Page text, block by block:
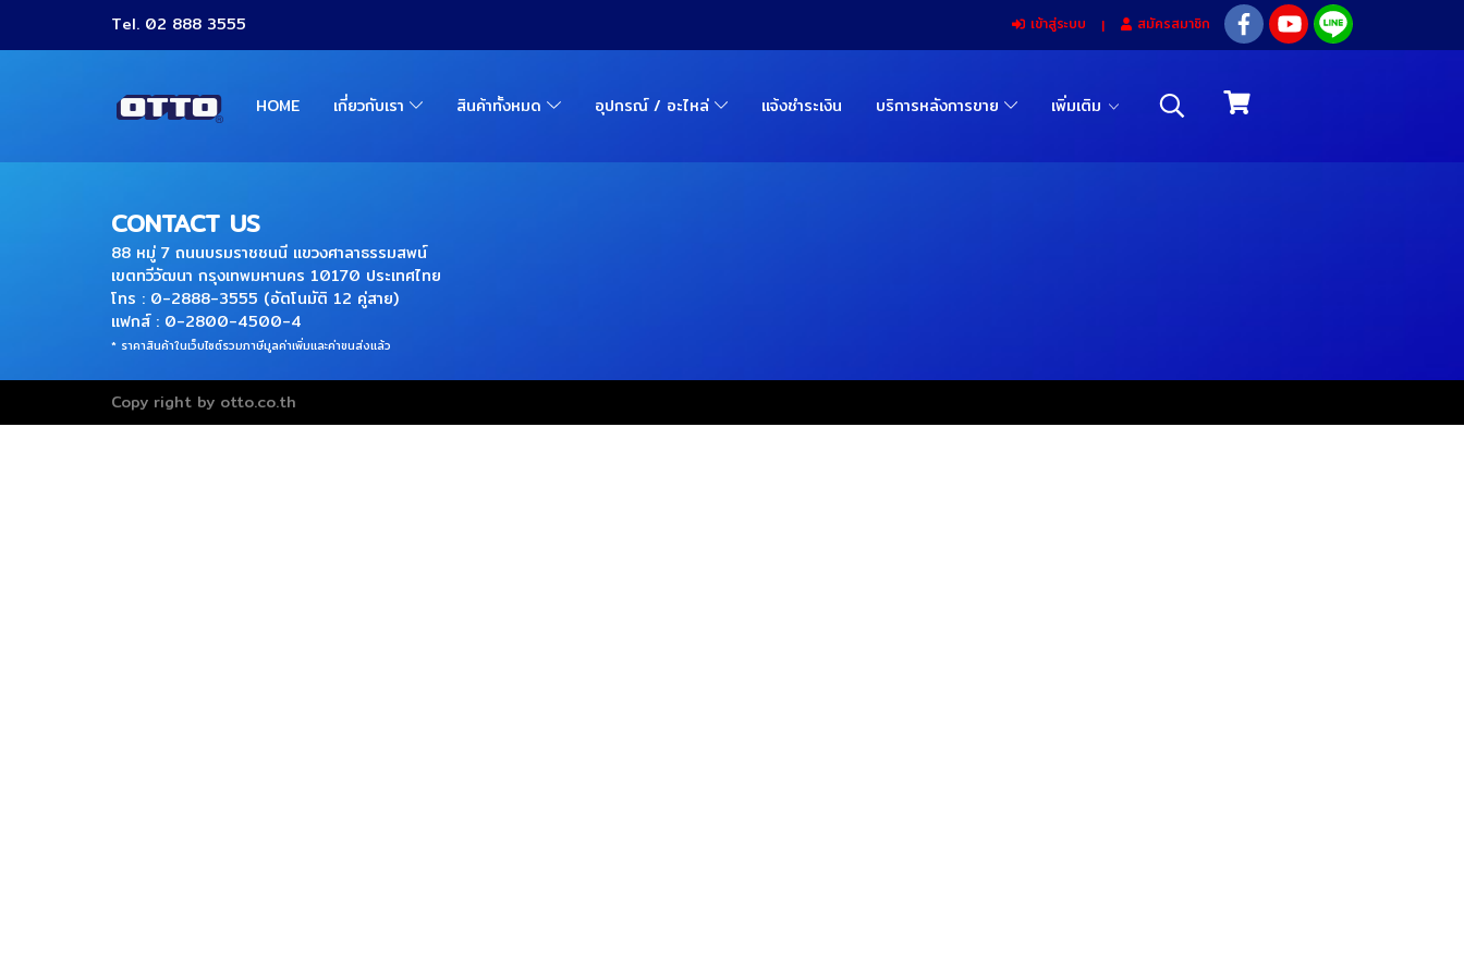
Tel. 02 888 3555 เข้าสู่ระบบ สมัครสมาชิก
HOME เกี่ยวกับเรา สินค้าทั้งหมด อุปกรณ์ / อะไหล่ แจ้งชำระเงิน บริการหลังการขาย เพิ่มเติม
CONTACT US
88 หมู่ 7 ถนนบรมราชชนนี แขวงศาลาธรรมสพน์
เขตทวีวัฒนา กรุงเทพมหานคร 10170 ประเทศไทย
โทร : 0-2888-3555 (อัตโนมัติ 12 คู่สาย)
แฟกส์ : 0-2800-4500-4
* ราคาสินค้าในเว็บไซต์รวมภาษีมูลค่าเพิ่มและค่าขนส่งแล้ว
Copy right by otto.co.th